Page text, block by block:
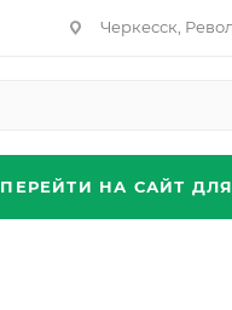
Черкесск,
ПЕРЕЙТИ НА САЙТ